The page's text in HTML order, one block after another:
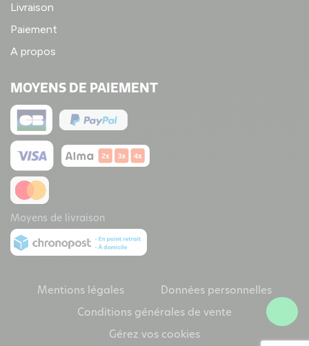
Livraison
Paiement
A propos
MOYENS DE PAIEMENT
Moyens de livraison
Mentions légales Données personnelles
Conditions générales de vente
Gérez vos cookies